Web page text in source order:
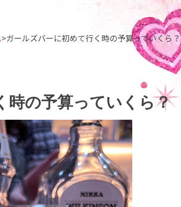
ガールズバーに初めて行く時の予算っていくら？
時の予算っていくら？